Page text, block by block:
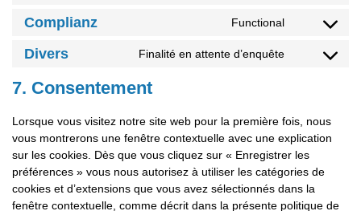
Complianz Functional
Divers Finalité en attente d’enquête
7. Consentement
Lorsque vous visitez notre site web pour la première fois, nous
vous montrerons une fenêtre contextuelle avec une explication
sur les cookies. Dès que vous cliquez sur « Enregistrer les
préférences » vous nous autorisez à utiliser les catégories de
cookies et d’extensions que vous avez sélectionnés dans la
fenêtre contextuelle, comme décrit dans la présente politique de